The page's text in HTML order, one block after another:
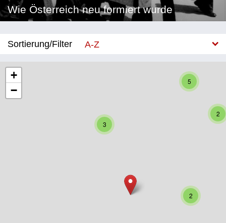
Wie Österreich neu formiert wurde
Sortierung/Filter
A-Z
Kärnten
Oberösterreich
2
5
2
3
+
−